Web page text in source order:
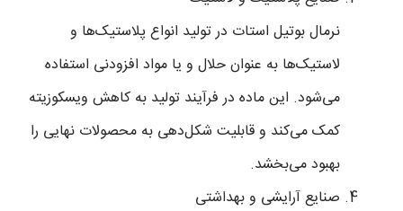
نرمال بوتیل استات در تولید انواع پلاستیک‌ها و
لاستیک‌ها به عنوان حلال و یا مواد افزودنی استفاده
می‌شود. این ماده در فرآیند تولید به کاهش ویسکوزیته
کمک می‌کند و قابلیت شکل‌دهی به محصولات نهایی را
بهبود می‌بخشد.
صنایع آرایشی و بهداشتی